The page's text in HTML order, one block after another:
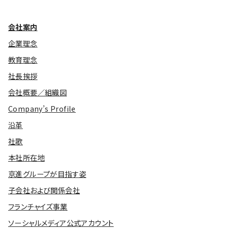
会社案内
企業理念
教育理念
社長挨拶
会社概要／組織図
Company’s Profile
沿革
社歌
本社所在地
京進グループが目指す姿
子会社および関係会社
フランチャイズ事業
ソーシャルメディア公式アカウント